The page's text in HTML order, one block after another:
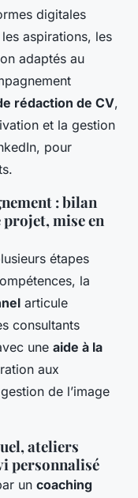
digitales
aspirations, les
adaptés au
rédaction de CV,
et la gestion
pour
: bilan
mise en
étapes
la
articule
consultants
une aide à la
aux
de l’image
ateliers
personnalisé
un coaching